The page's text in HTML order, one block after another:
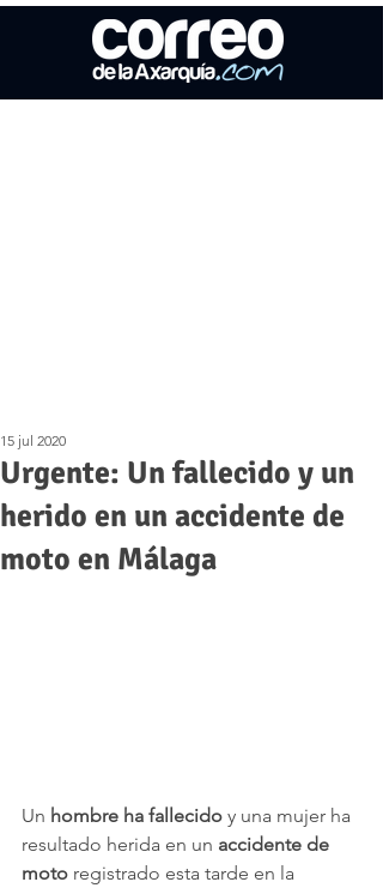
Urgente: Un fallecido y un
herido en un accidente de
moto en Málaga
15 jul 2020
Un hombre ha fallecido y una mujer ha
resultado herida en un accidente de
moto registrado esta tarde en la